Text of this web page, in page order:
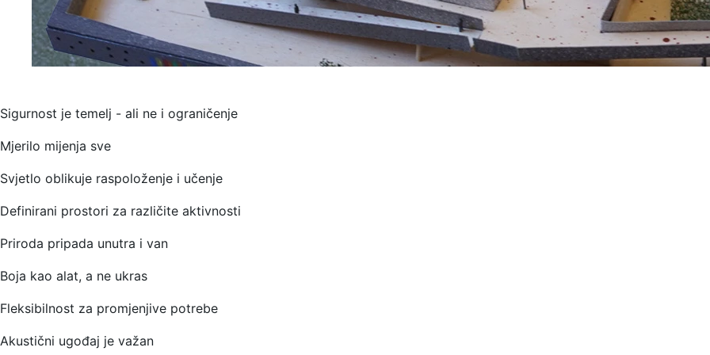
Sigurnost je temelj - ali ne i ograničenje
Mjerilo mijenja sve
Svjetlo oblikuje raspoloženje i učenje
Definirani prostori za različite aktivnosti
Priroda pripada unutra i van
Boja kao alat, a ne ukras
Fleksibilnost za promjenjive potrebe
Akustični ugođaj je važan